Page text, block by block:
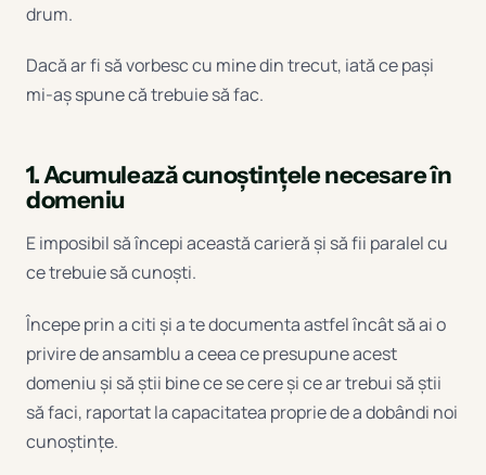
drum.
Dacă ar fi să vorbesc cu mine din trecut, iată ce pași
mi-aș spune că trebuie să fac.
1. Acumulează cunoștințele necesare în
domeniu
E imposibil să începi această carieră și să fii paralel cu
ce trebuie să cunoști.
Începe prin a citi și a te documenta astfel încât să ai o
privire de ansamblu a ceea ce presupune acest
domeniu și să știi bine ce se cere și ce ar trebui să știi
să faci, raportat la capacitatea proprie de a dobândi noi
cunoștințe.